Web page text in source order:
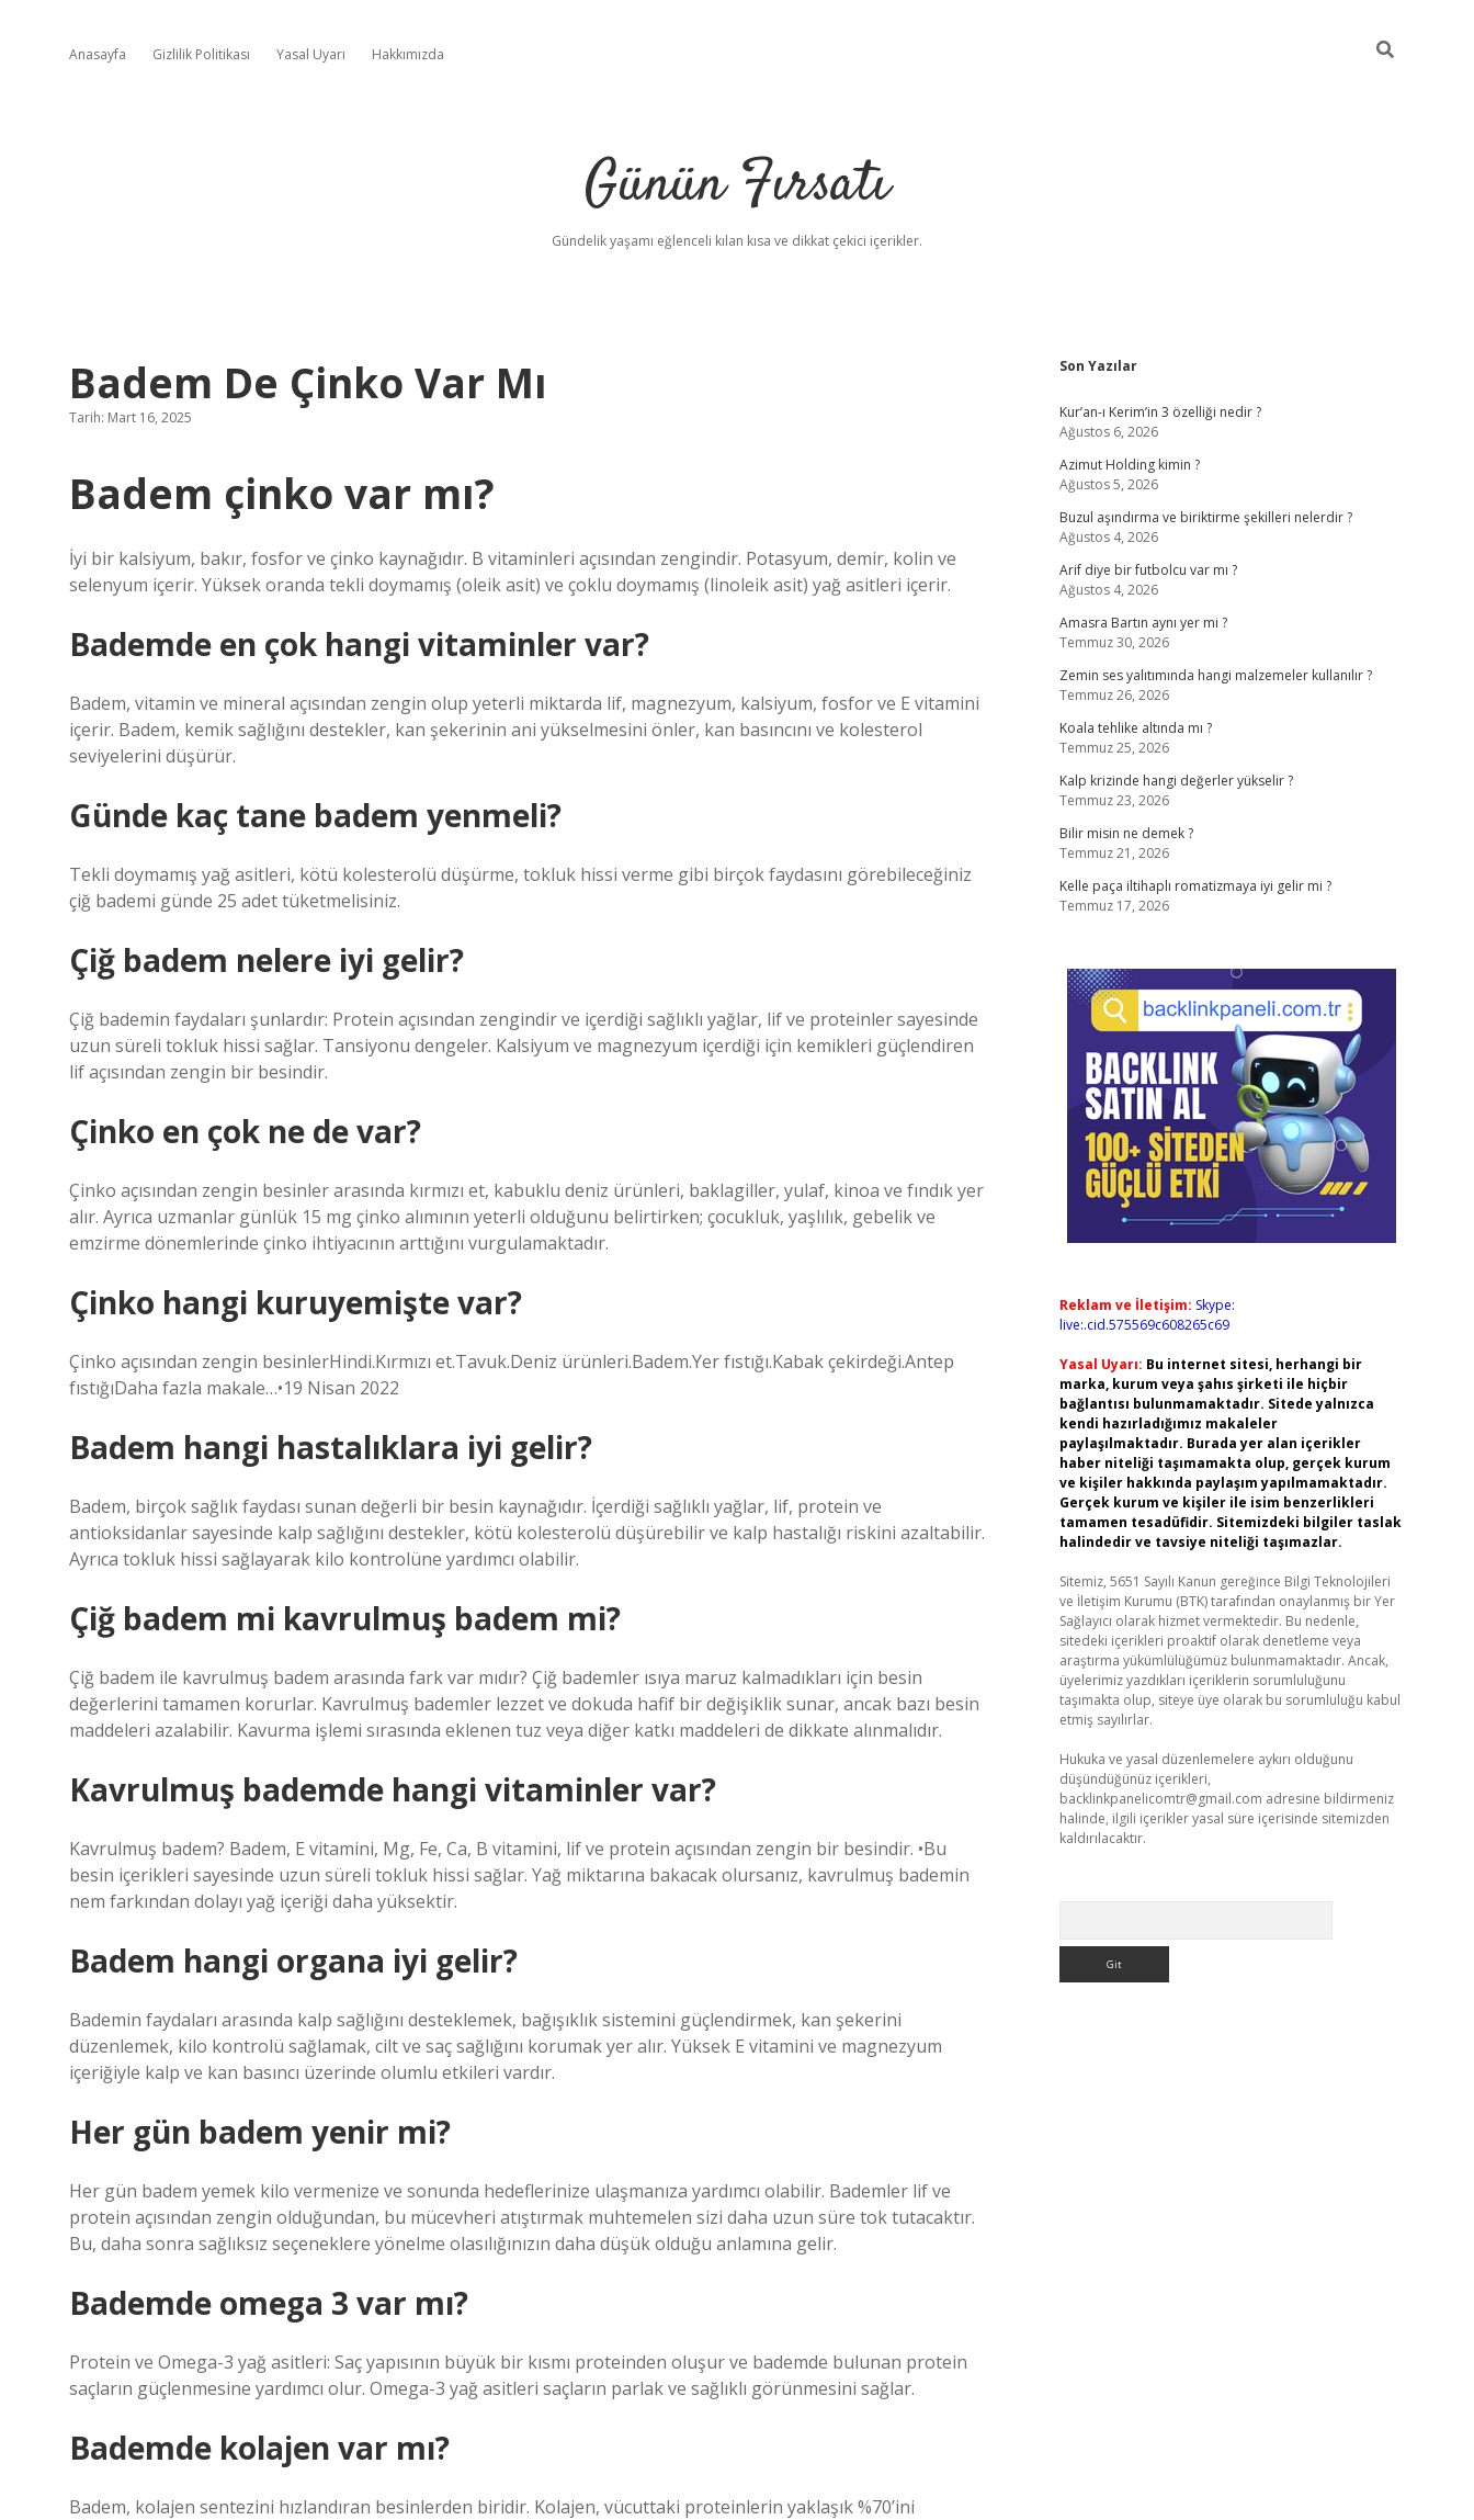
Anasayfa Gizlilik Politikası Yasal Uyarı Hakkımızda
Günün Fırsatı
Gündelik yaşamı eğlenceli kılan kısa ve dikkat çekici içerikler.
Badem De Çinko Var Mı
Tarih: Mart 16, 2025
Badem çinko var mı?
İyi bir kalsiyum, bakır, fosfor ve çinko kaynağıdır. B vitaminleri açısından zengindir. Potasyum, demir, kolin ve
selenyum içerir. Yüksek oranda tekli doymamış (oleik asit) ve çoklu doymamış (linoleik asit) yağ asitleri içerir.
Bademde en çok hangi vitaminler var?
Badem, vitamin ve mineral açısından zengin olup yeterli miktarda lif, magnezyum, kalsiyum, fosfor ve E vitamini
içerir. Badem, kemik sağlığını destekler, kan şekerinin ani yükselmesini önler, kan basıncını ve kolesterol
seviyelerini düşürür.
Günde kaç tane badem yenmeli?
Tekli doymamış yağ asitleri, kötü kolesterolü düşürme, tokluk hissi verme gibi birçok faydasını görebileceğiniz
çiğ bademi günde 25 adet tüketmelisiniz.
Çiğ badem nelere iyi gelir?
Çiğ bademin faydaları şunlardır: Protein açısından zengindir ve içerdiği sağlıklı yağlar, lif ve proteinler sayesinde
uzun süreli tokluk hissi sağlar. Tansiyonu dengeler. Kalsiyum ve magnezyum içerdiği için kemikleri güçlendiren
lif açısından zengin bir besindir.
Çinko en çok ne de var?
Çinko açısından zengin besinler arasında kırmızı et, kabuklu deniz ürünleri, baklagiller, yulaf, kinoa ve fındık yer
alır. Ayrıca uzmanlar günlük 15 mg çinko alımının yeterli olduğunu belirtirken; çocukluk, yaşlılık, gebelik ve
emzirme dönemlerinde çinko ihtiyacının arttığını vurgulamaktadır.
Çinko hangi kuruyemişte var?
Çinko açısından zengin besinlerHindi.Kırmızı et.Tavuk.Deniz ürünleri.Badem.Yer fıstığı.Kabak çekirdeği.Antep
fıstığıDaha fazla makale…•19 Nisan 2022
Badem hangi hastalıklara iyi gelir?
Badem, birçok sağlık faydası sunan değerli bir besin kaynağıdır. İçerdiği sağlıklı yağlar, lif, protein ve
antioksidanlar sayesinde kalp sağlığını destekler, kötü kolesterolü düşürebilir ve kalp hastalığı riskini azaltabilir.
Ayrıca tokluk hissi sağlayarak kilo kontrolüne yardımcı olabilir.
Çiğ badem mi kavrulmuş badem mi?
Çiğ badem ile kavrulmuş badem arasında fark var mıdır? Çiğ bademler ısıya maruz kalmadıkları için besin
değerlerini tamamen korurlar. Kavrulmuş bademler lezzet ve dokuda hafif bir değişiklik sunar, ancak bazı besin
maddeleri azalabilir. Kavurma işlemi sırasında eklenen tuz veya diğer katkı maddeleri de dikkate alınmalıdır.
Kavrulmuş bademde hangi vitaminler var?
Kavrulmuş badem? Badem, E vitamini, Mg, Fe, Ca, B vitamini, lif ve protein açısından zengin bir besindir. •Bu
besin içerikleri sayesinde uzun süreli tokluk hissi sağlar. Yağ miktarına bakacak olursanız, kavrulmuş bademin
nem farkından dolayı yağ içeriği daha yüksektir.
Badem hangi organa iyi gelir?
Bademin faydaları arasında kalp sağlığını desteklemek, bağışıklık sistemini güçlendirmek, kan şekerini
düzenlemek, kilo kontrolü sağlamak, cilt ve saç sağlığını korumak yer alır. Yüksek E vitamini ve magnezyum
içeriğiyle kalp ve kan basıncı üzerinde olumlu etkileri vardır.
Her gün badem yenir mi?
Her gün badem yemek kilo vermenize ve sonunda hedeflerinize ulaşmanıza yardımcı olabilir. Bademler lif ve
protein açısından zengin olduğundan, bu mücevheri atıştırmak muhtemelen sizi daha uzun süre tok tutacaktır.
Bu, daha sonra sağlıksız seçeneklere yönelme olasılığınızın daha düşük olduğu anlamına gelir.
Bademde omega 3 var mı?
Protein ve Omega-3 yağ asitleri: Saç yapısının büyük bir kısmı proteinden oluşur ve bademde bulunan protein
saçların güçlenmesine yardımcı olur. Omega-3 yağ asitleri saçların parlak ve sağlıklı görünmesini sağlar.
Bademde kolajen var mı?
Badem, kolajen sentezini hızlandıran besinlerden biridir. Kolajen, vücuttaki proteinlerin yaklaşık %70’ini
Sidebar
Son Yazılar
Kur’an-ı Kerim’in 3 özelliği nedir ?
Ağustos 6, 2026
Azimut Holding kimin ?
Ağustos 5, 2026
Buzul aşındırma ve biriktirme şekilleri nelerdir ?
Ağustos 4, 2026
Arif diye bir futbolcu var mı ?
Ağustos 4, 2026
Amasra Bartın aynı yer mi ?
Temmuz 30, 2026
Zemin ses yalıtımında hangi malzemeler kullanılır ?
Temmuz 26, 2026
Koala tehlike altında mı ?
Temmuz 25, 2026
Kalp krizinde hangi değerler yükselir ?
Temmuz 23, 2026
Bilir misin ne demek ?
Temmuz 21, 2026
Kelle paça iltihaplı romatizmaya iyi gelir mi ?
Temmuz 17, 2026
Reklam ve İletişim: Skype:
live:.cid.575569c608265c69
Yasal Uyarı: Bu internet sitesi, herhangi bir
marka, kurum veya şahıs şirketi ile hiçbir
bağlantısı bulunmamaktadır. Sitede yalnızca
kendi hazırladığımız makaleler
paylaşılmaktadır. Burada yer alan içerikler
haber niteliği taşımamakta olup, gerçek kurum
ve kişiler hakkında paylaşım yapılmamaktadır.
Gerçek kurum ve kişiler ile isim benzerlikleri
tamamen tesadüfidir. Sitemizdeki bilgiler taslak
halindedir ve tavsiye niteliği taşımazlar.
Sitemiz, 5651 Sayılı Kanun gereğince Bilgi Teknolojileri
ve İletişim Kurumu (BTK) tarafından onaylanmış bir Yer
Sağlayıcı olarak hizmet vermektedir. Bu nedenle,
sitedeki içerikleri proaktif olarak denetleme veya
araştırma yükümlülüğümüz bulunmamaktadır. Ancak,
üyelerimiz yazdıkları içeriklerin sorumluluğunu
taşımakta olup, siteye üye olarak bu sorumluluğu kabul
etmiş sayılırlar.
Hukuka ve yasal düzenlemelere aykırı olduğunu
düşündüğünüz içerikleri,
backlinkpanelicomtr@gmail.com adresine bildirmeniz
halinde, ilgili içerikler yasal süre içerisinde sitemizden
kaldırılacaktır.
vdcasino güncel giriş